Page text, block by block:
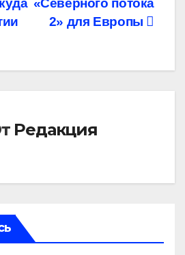
«Северного потока
2» для Европы
Редакция